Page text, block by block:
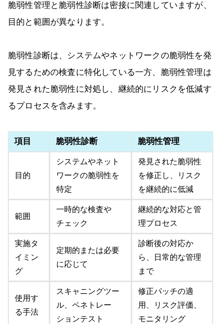
脆弱性管理と脆弱性診断は密接に関連していますが、
目的と範囲が異なります。
脆弱性診断は、システムやネットワークの脆弱性を発
見するための検査に特化している一方、脆弱性管理は
発見された脆弱性に対処し、継続的にリスクを低減す
るプロセスを含みます。
項目 脆弱性診断 脆弱性管理
目的
システムやネット
ワークの脆弱性を
特定
発見された脆弱性
を修正し、リスク
を継続的に低減
範囲
一時的な検査や
チェック
継続的な対応と管
理プロセス
実施タ
イミン
グ
定期的または必要
に応じて
診断後の対応か
ら、日常的な管理
まで
使用す
る手法
スキャニングツー
ル、ペネトレー
ションテスト
修正パッチの適
用、リスク評価、
モニタリング